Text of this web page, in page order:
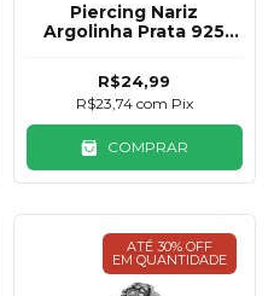
Piercing Nariz
Argolinha Prata 925
R$24,99
R$23,74 com Pix
COMPRAR
ATÉ 30% OFF
EM QUANTIDADE